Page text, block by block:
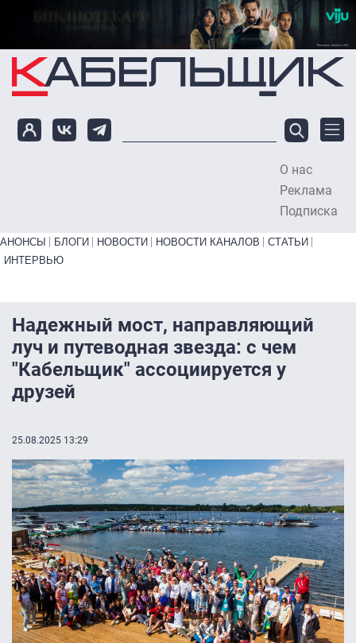
Перейти к основному содержанию
О нас
Реклама
Подписка
Primary links bottom
АНОНСЫ БЛОГИ НОВОСТИ НОВОСТИ КАНАЛОВ
СТАТЬИ
ИНТЕРВЬЮ
Надежный мост, направляющий
луч и путеводная звезда: с чем
"Кабельщик" ассоциируется у
друзей
25.08.2025 13:29